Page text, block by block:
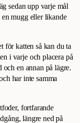
sedan upp varje mål
en mugg eller likande
för katten så kan du ta
i varje och placera på
en annan på lägre.
har inte samma
fortfarande
längre ned på